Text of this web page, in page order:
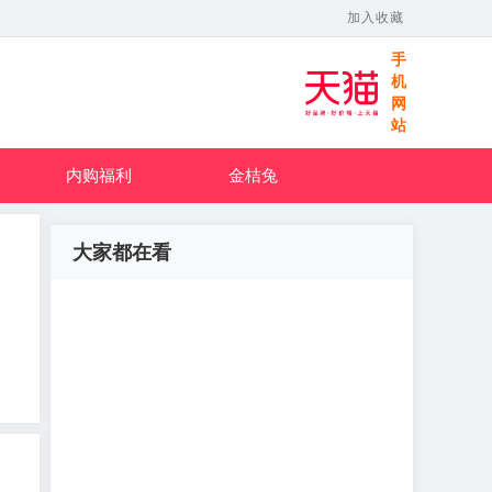
加入收藏
手
机
网
站
内购福利 金桔兔
大家都在看